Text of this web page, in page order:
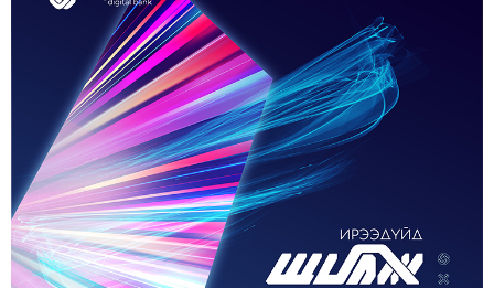
ГЭДЭГ АСУУДАЛ ГАРЧ ИРНЭ
5-р сар. 21, 2026, 11:40 a.m.
ЗУУН НАСЫГ ДАВСАН “ХӨВЧИЙН ХӨХ
ГОНИО” АЛДАРТАЙ Д.ГОНЧИГДАГВА
2-р сар. 17, 2026, 10:38 a.m.
ОРОН НУТАГТ ГАЗАР ОЛГОХ ЭРХ МЭДЛИЙГ
ШИЛЖҮҮЛНЭ
1-р сар. 19, 2026, 10:54 a.m.
ТЭТГЭВРИЙН ЗЭЭЛИЙН ХҮҮГ БУУРУУЛАХ,